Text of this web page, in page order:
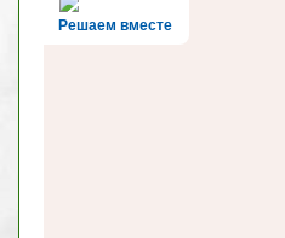
Решаем вместе